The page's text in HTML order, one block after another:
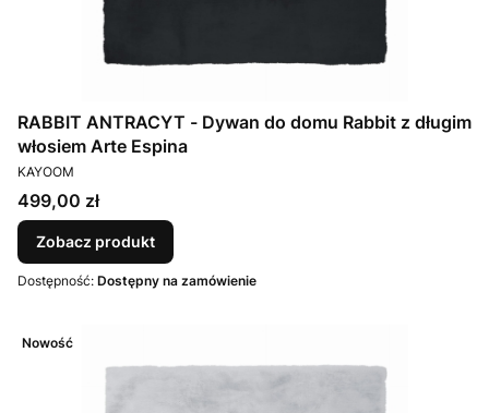
RABBIT ANTRACYT - Dywan do domu Rabbit z długim
włosiem Arte Espina
PRODUCENT
KAYOOM
Cena
499,00 zł
Zobacz produkt
Dostępność: Dostępny na zamówienie
Nowość